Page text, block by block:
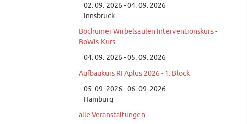
02. 09. 2026 - 04. 09. 2026
Innsbruck
Bochumer Wirbelsäulen Interventionskurs -
BoWis-Kurs
04. 09. 2026 - 05. 09. 2026
Aufbaukurs RFAplus 2026 - 1. Block
05. 09. 2026 - 06. 09. 2026
Hamburg
alle Veranstaltungen